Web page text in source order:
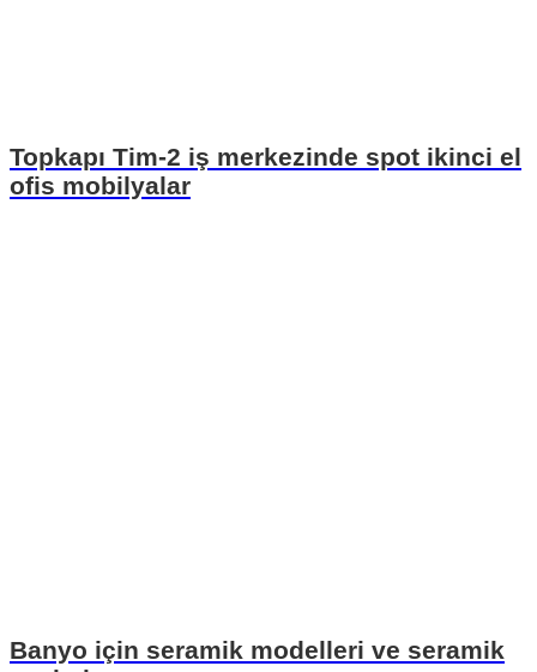
Topkapı Tim-2 iş merkezinde spot ikinci el
ofis mobilyalar
Banyo için seramik modelleri ve seramik